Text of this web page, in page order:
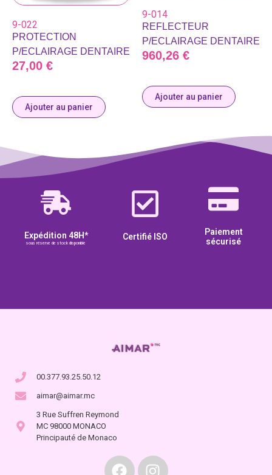
9-022
PROTECTION
P/ECLAIRAGE DENTAIRE
27,00 €
Ajouter au panier
9-014
REFLECTEUR
P/ECLAIRAGE DENTAIRE
960,26 €
Ajouter au panier
Expédition 48H*
sous réserve de stock disponible
Certifié ISO
Paiement
sécurisé
00.377.93.25.50.12
aimar@aimar.mc
3 Rue Suffren Reymond
MC 98000 MONACO
Principauté de Monaco